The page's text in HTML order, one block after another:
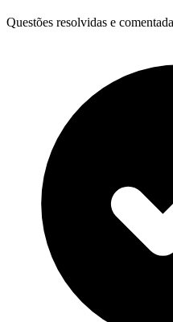
Questões resolvidas e